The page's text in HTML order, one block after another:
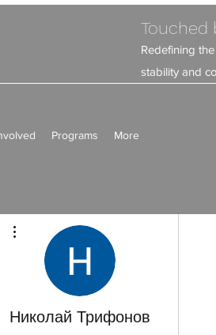
Touched
Redefining
stability and
Programs More
Николай Трифонов